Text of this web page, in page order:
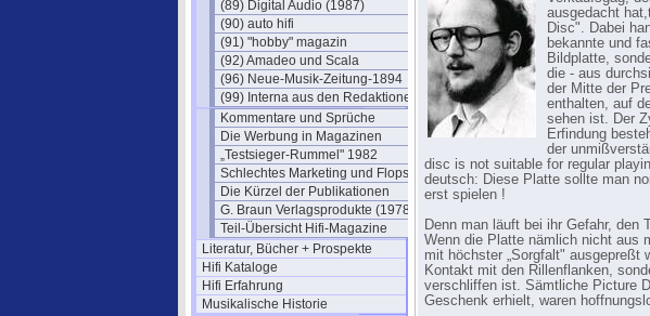
(89) Digital Audio (1987)
(90) auto hifi
(91) "hobby" magazin
(92) Amadeo und Scala
(96) Neue-Musik-Zeitung-1894
(99) Interna aus den Redaktionen
Kommentare und Sprüche
Die Werbung in Magazinen
„Testsieger-Rummel" 1982
Schlechtes Marketing und Flops
Die Kürzel der Publikationen
G. Braun Verlagsprodukte (1978)
Teil-Übersicht Hifi-Magazine
Literatur, Bücher + Prospekte
Hifi Kataloge
Hifi Erfahrung
Musikalische Historie
ausgedacht
Disc". Dabei
bekannte und
Bildplatte,
die - aus
der Mitte der
enthalten, auf
sehen ist. Der
Erfindung
der
disc is not suitable for regular
deutsch: Diese Platte sollte man
erst spielen !
Denn man läuft bei ihr Gefahr, den
Wenn die Platte nämlich nicht aus
mit höchster „Sorgfalt" ausgepreßt
Kontakt mit den Rillenflanken,
verschliffen ist. Sämtliche Picture
Geschenk erhielt, waren